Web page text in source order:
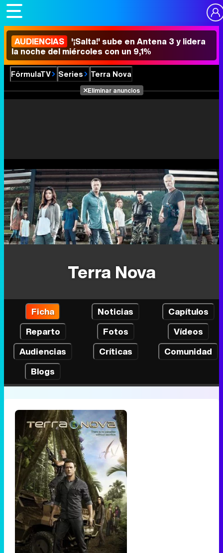
AUDIENCIAS '¡Salta!' sube en Antena 3 y lidera
la noche del miércoles con un 9,1%
FórmulaTV Series Terra Nova
Eliminar anuncios
Terra Nova
Ficha Noticias
Capítulos
Reparto
Fotos
Vídeos
Audiencias
Críticas
Comunidad
Blogs